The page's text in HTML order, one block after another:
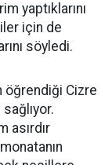
yaptıklarını
için de
söyledi.
öğrendiği Cizre
asırdır